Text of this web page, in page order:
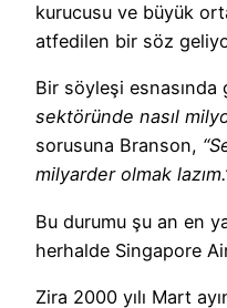
kurucusu ve büyük
atfedilen bir söz
Bir söyleşi esnasında
sektöründe nasıl
sorusuna Branson,
milyarder olmak
Bu durumu şu an en
herhalde Singapore
Zira 2000 yılı Mart